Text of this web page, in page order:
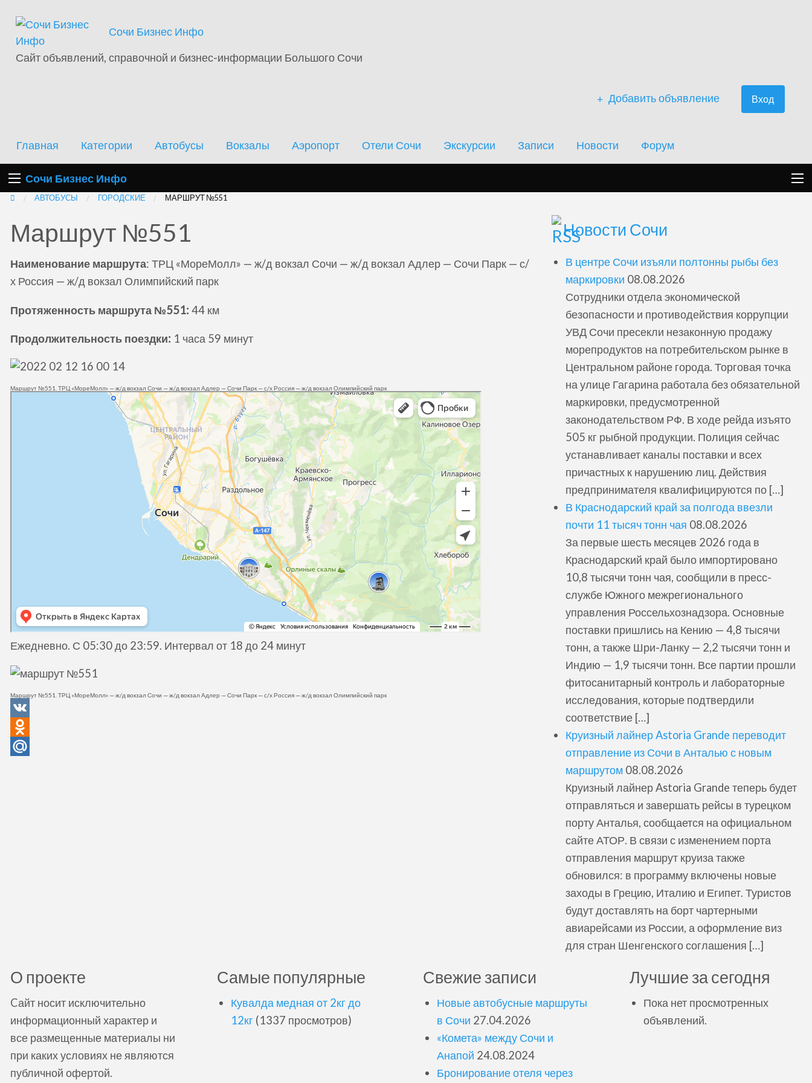
Вокзалы Аэропорт
Сочи Бизнес Инфо
Сайт объявлений, справочной и бизнес-информации Большого Сочи
Добавить объявление Вход
Главная Категории Автобусы Вокзалы Аэропорт Отели Сочи Экскурсии Записи Новости Форум
Сочи Бизнес Инфо
АВТОБУСЫ ГОРОДСКИЕ МАРШРУТ №551
Маршрут №551
Наименование маршрута: ТРЦ «МореМолл» — ж/д вокзал Сочи — ж/д вокзал Адлер — Сочи Парк — с/
х Россия — ж/д вокзал Олимпийский парк
Протяженность маршрута №551: 44 км
Продолжительность поездки: 1 часа 59 минут
Маршрут №551. ТРЦ «МореМолл» — ж/д вокзал Сочи — ж/д вокзал Адлер — Сочи Парк — с/х Россия — ж/д вокзал Олимпийский парк
Автобус 551, Сочи — Сириус: маршрут, остановки — Яндекс Карты
Ежедневно. С 05:30 до 23:59. Интервал от 18 до 24 минут
Маршрут №551. ТРЦ «МореМолл» — ж/д вокзал Сочи — ж/д вокзал Адлер — Сочи Парк — с/х Россия — ж/д вокзал Олимпийский парк
VK
Odnoklassniki
Новости Сочи
В центре Сочи изъяли полтонны рыбы без
маркировки 08.08.2026
Сотрудники отдела экономической
безопасности и противодействия коррупции
УВД Сочи пресекли незаконную продажу
морепродуктов на потребительском рынке в
Центральном районе города. Торговая точка
на улице Гагарина работала без обязательной
маркировки, предусмотренной
законодательством РФ. В ходе рейда изъято
505 кг рыбной продукции. Полиция сейчас
устанавливает каналы поставки и всех
причастных к нарушению лиц. Действия
предпринимателя квалифицируются по […]
В Краснодарский край за полгода ввезли
почти 11 тысяч тонн чая 08.08.2026
За первые шесть месяцев 2026 года в
Краснодарский край было импортировано
10,8 тысячи тонн чая, сообщили в пресс-
службе Южного межрегионального
управления Россельхознадзора. Основные
поставки пришлись на Кению — 4,8 тысячи
тонн, а также Шри-Ланку — 2,2 тысячи тонн и
Индию — 1,9 тысячи тонн. Все партии прошли
фитосанитарный контроль и лабораторные
исследования, которые подтвердили
соответствие […]
Круизный лайнер Astoria Grande переводит
отправление из Сочи в Анталью с новым
маршрутом 08.08.2026
Круизный лайнер Astoria Grande теперь будет
отправляться и завершать рейсы в турецком
порту Анталья, сообщается на официальном
сайте АТОР. В связи с изменением порта
отправления маршрут круиза также
обновился: в программу включены новые
заходы в Грецию, Италию и Египет. Туристов
будут доставлять на борт чартерными
авиарейсами из России, а оформление виз
для стран Шенгенского соглашения […]
О проекте
Cайт носит исключительно
информационный характер и
все размещенные материалы ни
при каких условиях не являются
публичной офертой.
Самые популярные
Кувалда медная от 2кг до
12кг (1337 просмотров)
Свежие записи
Новые автобусные маршруты
в Сочи 27.04.2026
«Комета» между Сочи и
Анапой 24.08.2024
Бронирование отеля через
Лучшие за сегодня
Пока нет просмотренных
объявлений.